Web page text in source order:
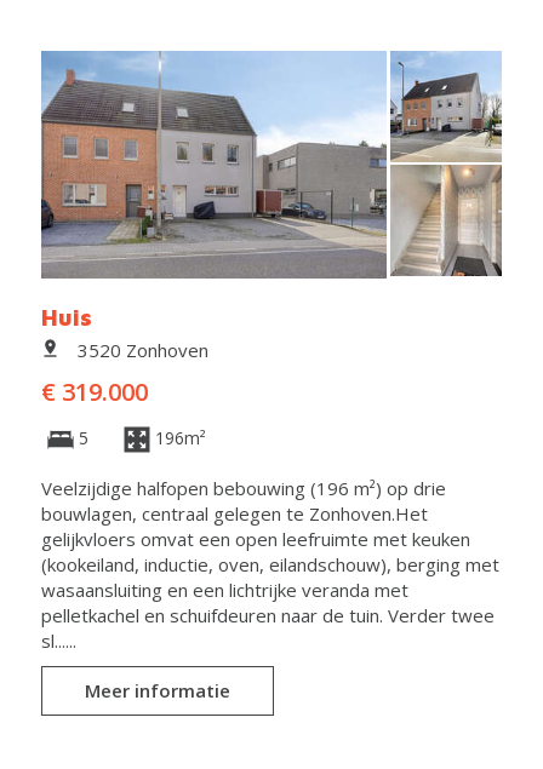
Huis
3520 Zonhoven
€ 319.000
5 196m²
Veelzijdige halfopen bebouwing (196 m²) op drie
bouwlagen, centraal gelegen te Zonhoven.Het
gelijkvloers omvat een open leefruimte met keuken
(kookeiland, inductie, oven, eilandschouw), berging met
wasaansluiting en een lichtrijke veranda met
pelletkachel en schuifdeuren naar de tuin. Verder twee
sl......
Meer informatie